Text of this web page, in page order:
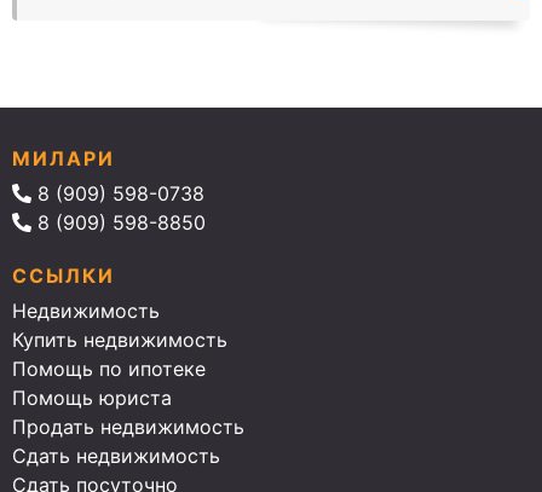
МИЛАРИ
8 (909) 598-0738
8 (909) 598-8850
ССЫЛКИ
Недвижимость
Купить недвижимость
Помощь по ипотеке
Помощь юриста
Продать недвижимость
Сдать недвижимость
Сдать посуточно